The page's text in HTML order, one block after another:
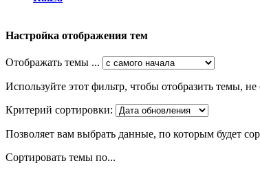
Настройка отображения тем
Отображать темы ...
Используйте этот фильтр, чтобы отобразить темы,
Критерий сортировки:
Позволяет вам выбрать данные, по которым будет
Сортировать темы по...